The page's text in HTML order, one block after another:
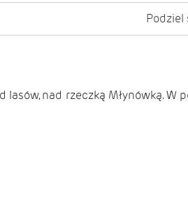
Podziel
lasów, nad rzeczką Młynówką. W